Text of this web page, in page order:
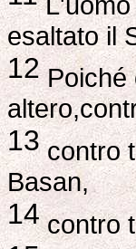
esaltato il
12Poiché
13contro
Basan,
14contro